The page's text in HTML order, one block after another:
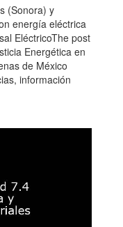
(Sonora) y
energía eléctrica
EléctricoThe post
Energética en
de México
información